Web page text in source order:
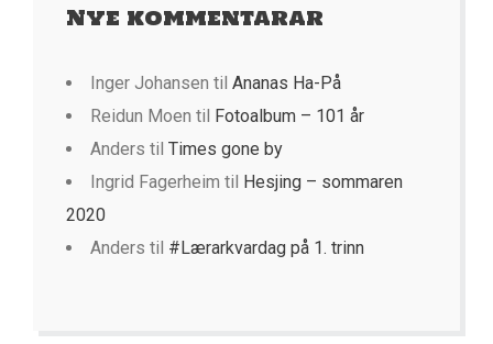
Nye kommentarar
Inger Johansen til Ananas Ha-På
Reidun Moen til Fotoalbum – 101 år
Anders til Times gone by
Ingrid Fagerheim til Hesjing – sommaren
2020
Anders til #Lærarkvardag på 1. trinn